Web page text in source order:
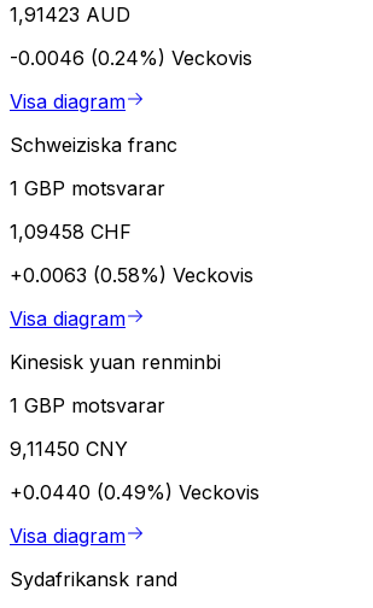
1,91423 AUD
-0.0046 (0.24%) Veckovis
Visa diagram
Schweiziska franc
1 GBP motsvarar
1,09458 CHF
+0.0063 (0.58%) Veckovis
Visa diagram
Kinesisk yuan renminbi
1 GBP motsvarar
9,11450 CNY
+0.0440 (0.49%) Veckovis
Visa diagram
Sydafrikansk rand